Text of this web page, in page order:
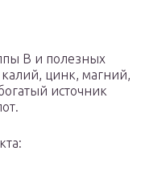
В и полезных
цинк, магний,
источник